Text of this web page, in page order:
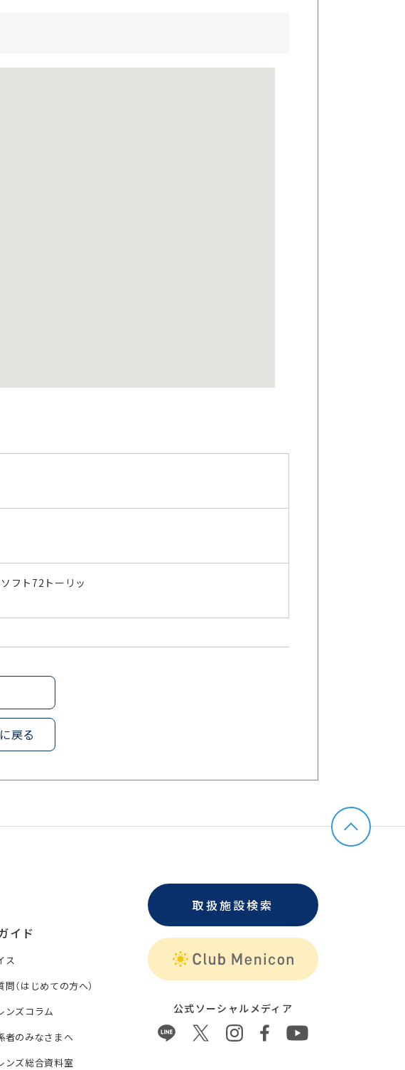
フト72トーリッ
戻る
イド
ス
（はじめての方へ）
ンズコラム
者のみなさまへ
ンズ総合資料室
取扱施設検索
公式ソーシャルメディア